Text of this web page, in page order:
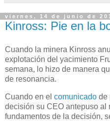
viernes, 14 de junio de
Kinross: Pie en la
Cuando la minera Kinross
explotación del yacimiento
semana, lo hizo de manera
de resonancia.
Cuando en el comunicado de
decisión su CEO antepuso al
fundamentos de la decisión,